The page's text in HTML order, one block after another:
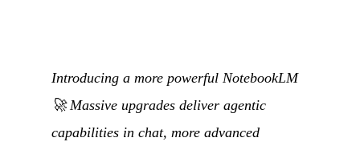
Introducing a more powerful NotebookLM
🚀 Massive upgrades deliver agentic
capabilities in chat, more advanced